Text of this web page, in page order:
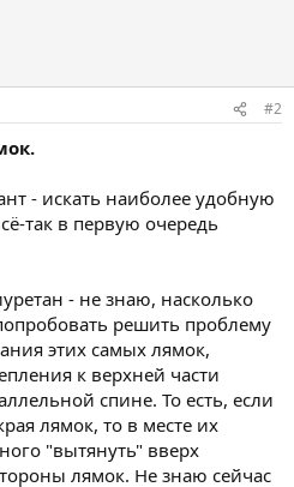
#2
- искать наиболее удобную
так в первую очередь
- не знаю, насколько
решить проблему
этих самых лямок,
к верхней части
спине. То есть, если
лямок, то в месте их
"вытянуть" вверх
лямок. Не знаю сейчас